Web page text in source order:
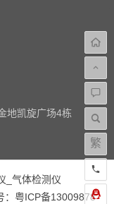
地凯旋广场4栋
气体检测仪
：粤ICP备13009878
繁